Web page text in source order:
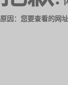
原因：您要查看的网